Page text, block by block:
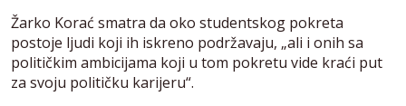
Žarko Korać smatra da oko studentskog pokreta
postoje ljudi koji ih iskreno podržavaju, „ali i onih sa
političkim ambicijama koji u tom pokretu vide kraći put
za svoju političku karijeru“.